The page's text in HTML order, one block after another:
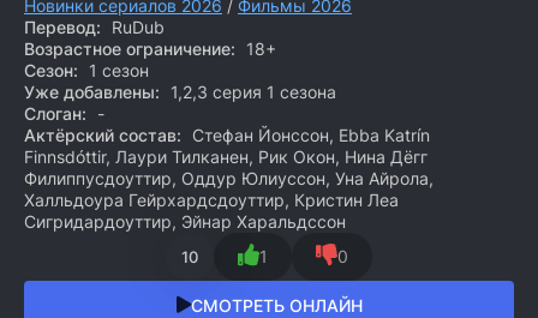
Новинки сериалов 2026 / Фильмы 2026
Перевод:
RuDub
Возрастное ограничение:
18+
Сезон:
1 сезон
Уже добавлены:
1,2,3 серия 1 сезона
Слоган:
-
Актёрский состав:
Стефан Йонссон, Ebba Katrín
Finnsdóttir, Лаури Тилканен, Рик Окон, Нина Дёгг
Филиппусдоуттир, Оддур Юлиуссон, Уна Айрола,
Халльдоура Гейрхардсдоуттир, Кристин Леа
Сигридардоуттир, Эйнар Харальдссон
10 1 0
СМОТРЕТЬ ОНЛАЙН